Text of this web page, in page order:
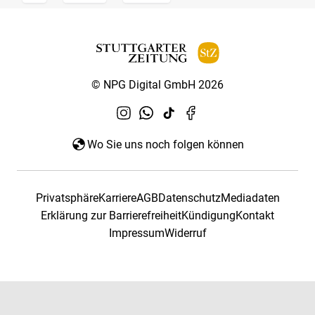
© NPG Digital GmbH 2026
Wo Sie uns noch folgen können
PrivatsphäreKarriereAGBDatenschutzMediadaten
Erklärung zur BarrierefreiheitKündigungKontakt
ImpressumWiderruf